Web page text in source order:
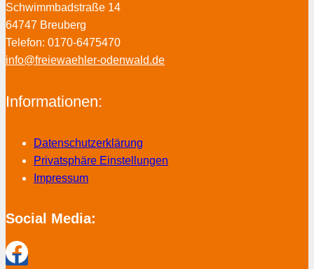
Schwimmbadstraße 14
64747 Breuberg
Telefon: 0170-6475470
info@freiewaehler-odenwald.de
Informationen:
Datenschutzerklärung
Privatsphäre Einstellungen
Impressum
Social Media: